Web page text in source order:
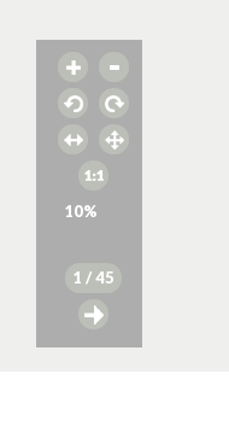
10%
1 / 45